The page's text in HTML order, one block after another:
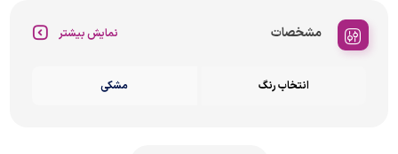
مشخصات نمایش بیشتر
انتخاب رنگ مشکی